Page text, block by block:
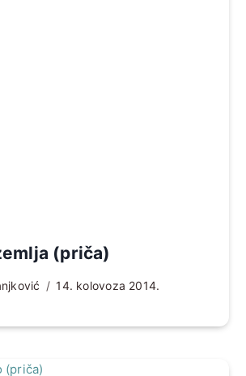
(priča)
14. kolovoza 2014.